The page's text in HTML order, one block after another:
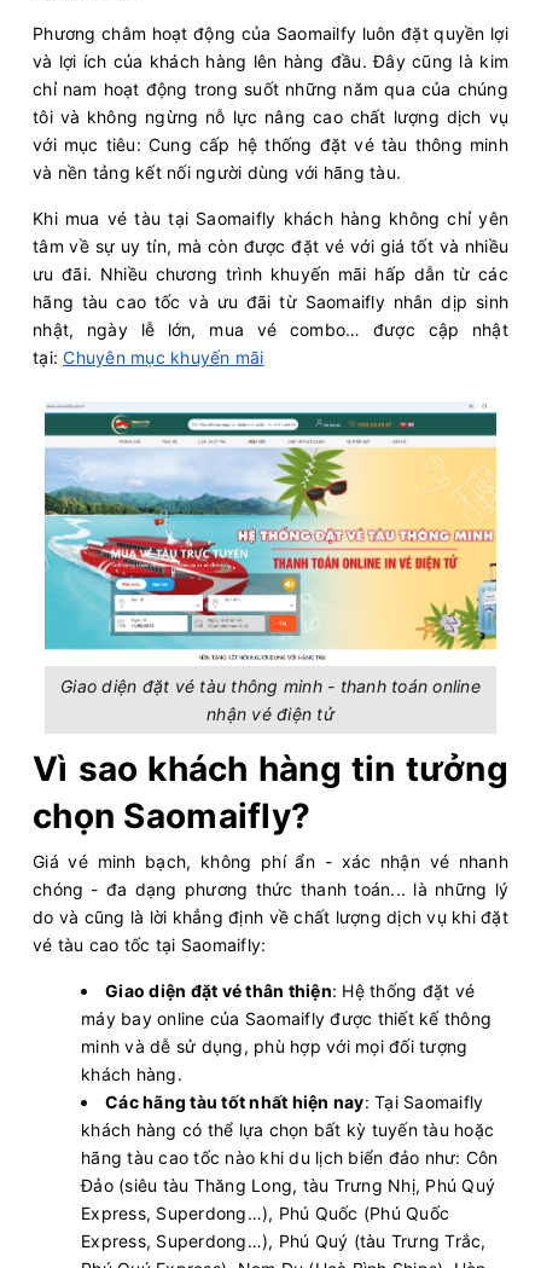
Phương châm hoạt động của Saomailfy luôn đặt quyền lợi
và lợi ích của khách hàng lên hàng đầu. Đây cũng là kim
chỉ nam hoạt động trong suốt những năm qua của chúng
tôi và không ngừng nỗ lực nâng cao chất lượng dịch vụ
với mục tiêu: Cung cấp hệ thống đặt vé tàu thông minh
và nền tảng kết nối người dùng với hãng tàu.
Khi mua vé tàu tại Saomaifly khách hàng không chỉ yên
tâm về sự uy tín, mà còn được đặt vé với giá tốt và nhiều
ưu đãi. Nhiều chương trình khuyến mãi hấp dẫn từ các
hãng tàu cao tốc và ưu đãi từ Saomaifly nhân dịp sinh
nhật, ngày lễ lớn, mua vé combo… được cập nhật
tại:Chuyên mục khuyến mãi
Giao diện đặt vé tàu thông minh - thanh toán online
nhận vé điện tử
Vì sao khách hàng tin tưởng
chọn Saomaifly?
Giá vé minh bạch, không phí ẩn - xác nhận vé nhanh
chóng - đa dạng phương thức thanh toán... là những lý
do và cũng là lời khẳng định về chất lượng dịch vụ khi đặt
vé tàu cao tốc tại Saomaifly:
Giao diện đặt vé thân thiện: Hệ thống đặt vé
máy bay online của Saomaifly được thiết kế thông
minh và dễ sử dụng, phù hợp với mọi đối tượng
khách hàng.
Các hãng tàu tốt nhất hiện nay: Tại Saomaifly
khách hàng có thể lựa chọn bất kỳ tuyến tàu hoặc
hãng tàu cao tốc nào khi du lịch biển đảo như: Côn
Đảo (siêu tàu Thăng Long, tàu Trưng Nhị, Phú Quý
Express, Superdong…), Phú Quốc (Phú Quốc
Express, Superdong…), Phú Quý (tàu Trưng Trắc,